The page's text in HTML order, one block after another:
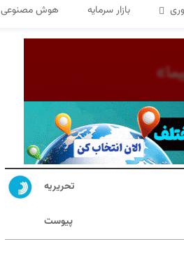
بازار سرمایه هوش مصنوعی
تحریریه
پیوست